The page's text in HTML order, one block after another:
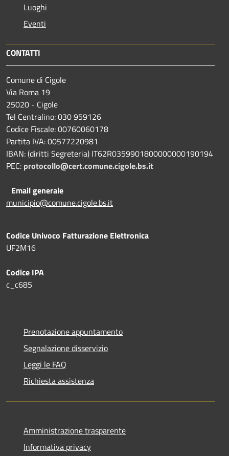
Luoghi
Eventi
CONTATTI
Comune di Cigole
Via Roma 19
25020 - Cigole
Tel Centralino: 030 959126
Codice Fiscale: 00760060178
Partita IVA: 00577220981
IBAN: (diritti Segreteria) IT62R0359901800000000190194
PEC: protocollo@cert.comune.cigole.bs.it
Email generale
municipio@comune.cigole.bs.it
Codice Univoco Fatturazione Elettronica
UF2M16
Codice IPA
c_c685
Prenotazione appuntamento
Segnalazione disservizio
Leggi le FAQ
Richiesta assistenza
Amministrazione trasparente
Informativa privacy